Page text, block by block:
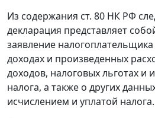
Из содержания ст. 80 НК РФ
декларация представляет
заявление
доходах и произведенных
доходов, налоговых льготах и
налога, а также о других
исчислением и уплатой налога.